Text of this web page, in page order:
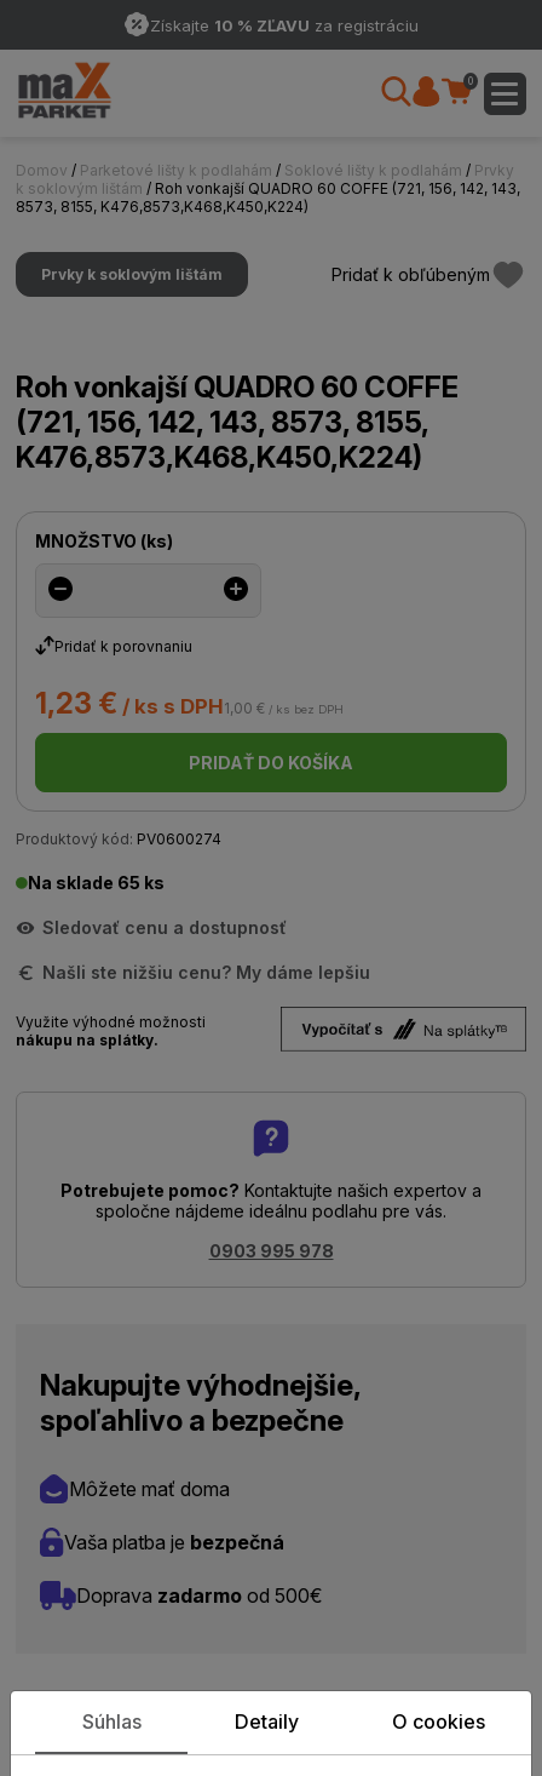
Získajte 10 % ZĽAVU za registráciu
0
Domov / Parketové lišty k podlahám / Soklové lišty k podlahám / Prvky
k soklovým lištám / Roh vonkajší QUADRO 60 COFFE (721, 156, 142, 143,
8573, 8155, K476,8573,K468,K450,K224)
Prvky k soklovým lištám Pridať k obľúbeným
Roh vonkajší QUADRO 60 COFFE
(721, 156, 142, 143, 8573, 8155,
K476,8573,K468,K450,K224)
MNOŽSTVO (ks)
Pridať k porovnaniu
1,23 € / ks s DPH1,00 € / ks bez DPH
PRIDAŤ DO KOŠÍKA
Produktový kód: PV0600274
Na sklade 65 ks
Sledovať cenu a dostupnosť
Našli ste nižšiu cenu? My dáme lepšiu
Využite výhodné možnosti
nákupu na splátky.
Potrebujete pomoc? Kontaktujte našich expertov a
spoločne nájdeme ideálnu podlahu pre vás.
0903 995 978
Nakupujte výhodnejšie,
spoľahlivo a bezpečne
Môžete mať doma
Vaša platba je bezpečná
Doprava zadarmo od 500€
Zistite viac o vlastnostiach
Súhlas Detaily O cookies